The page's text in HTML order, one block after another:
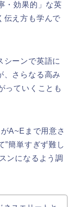
・効果的」な英
伝え方も学んで
シーンで英語に
、さらなる高み
っていくことも
A~Eまで用意さ
”簡単すぎず難し
ンになるよう調